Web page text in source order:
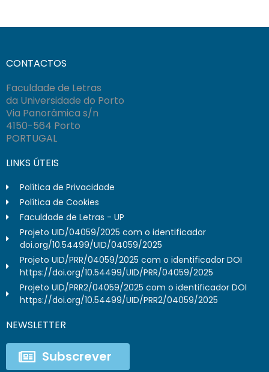
CONTACTOS
Faculdade de Letras
da Universidade do Porto
Via Panorâmica s/n
4150-564 Porto
PORTUGAL
LINKS ÚTEIS
Política de Privacidade
Política de Cookies
Faculdade de Letras - UP
Projeto UID/04059/2025 com o identificador
doi.org/10.54499/UID/04059/2025
Projeto UID/PRR/04059/2025 com o identificador DOI
https://doi.org/10.54499/UID/PRR/04059/2025
Projeto UID/PRR2/04059/2025 com o identificador DOI
https://doi.org/10.54499/UID/PRR2/04059/2025
NEWSLETTER
Subscrever